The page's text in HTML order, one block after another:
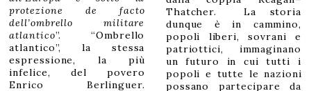
protezione de facto
dell’ombrello militare
atlantico”. “Ombrello
atlantico”, la stessa
espressione, la più
infelice, del povero
Enrico Berlinguer.
Thatcher. La storia
dunque è in cammino,
popoli liberi, sovrani e
patriottici, immaginano
un futuro in cui tutti i
popoli e tutte le nazioni
possano partecipare da